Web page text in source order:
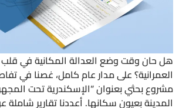
هل حان وقت وضع العدالة المكانية في
العمرانية؟ على مدار عام كامل، غصنا في
مشروع بحثي بعنوان “الإسكندرية تحت
المدينة بعيون سكانها. أعددنا تقارير شاملة